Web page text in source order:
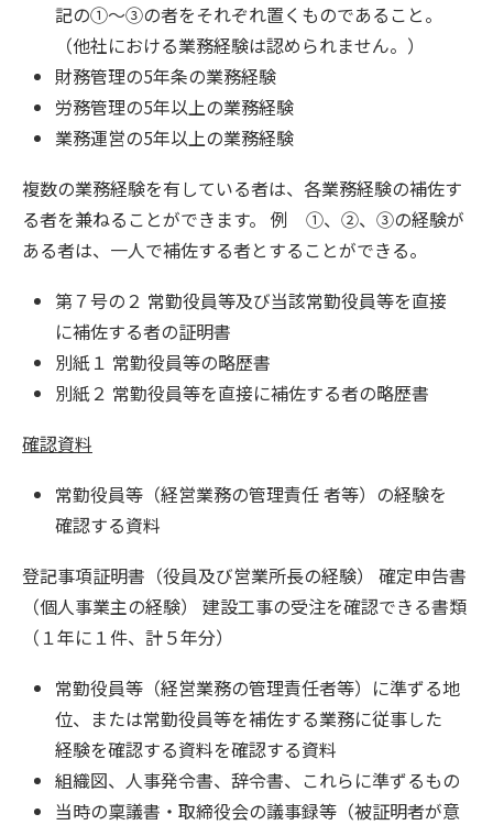
記の①～③の者をそれぞれ置くものであること。
（他社における業務経験は認められません。）
財務管理の5年条の業務経験
労務管理の5年以上の業務経験
業務運営の5年以上の業務経験
複数の業務経験を有している者は、各業務経験の補佐す
る者を兼ねることができます。 例 ①、②、③の経験が
ある者は、一人で補佐する者とすることができる。
第７号の２ 常勤役員等及び当該常勤役員等を直接
に補佐する者の証明書
別紙１ 常勤役員等の略歴書
別紙２ 常勤役員等を直接に補佐する者の略歴書
確認資料
常勤役員等（経営業務の管理責任 者等）の経験を
確認する資料
登記事項証明書（役員及び営業所長の経験） 確定申告書
（個人事業主の経験） 建設工事の受注を確認できる書類
（１年に１件、計５年分）
常勤役員等（経営業務の管理責任者等）に準ずる地
位、または常勤役員等を補佐する業務に従事した
経験を確認する資料を確認する資料
組織図、人事発令書、辞令書、これらに準ずるもの
当時の稟議書・取締役会の議事録等（被証明者が意